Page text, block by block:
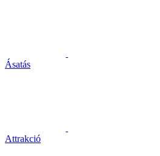
Ásatás
Attrakció